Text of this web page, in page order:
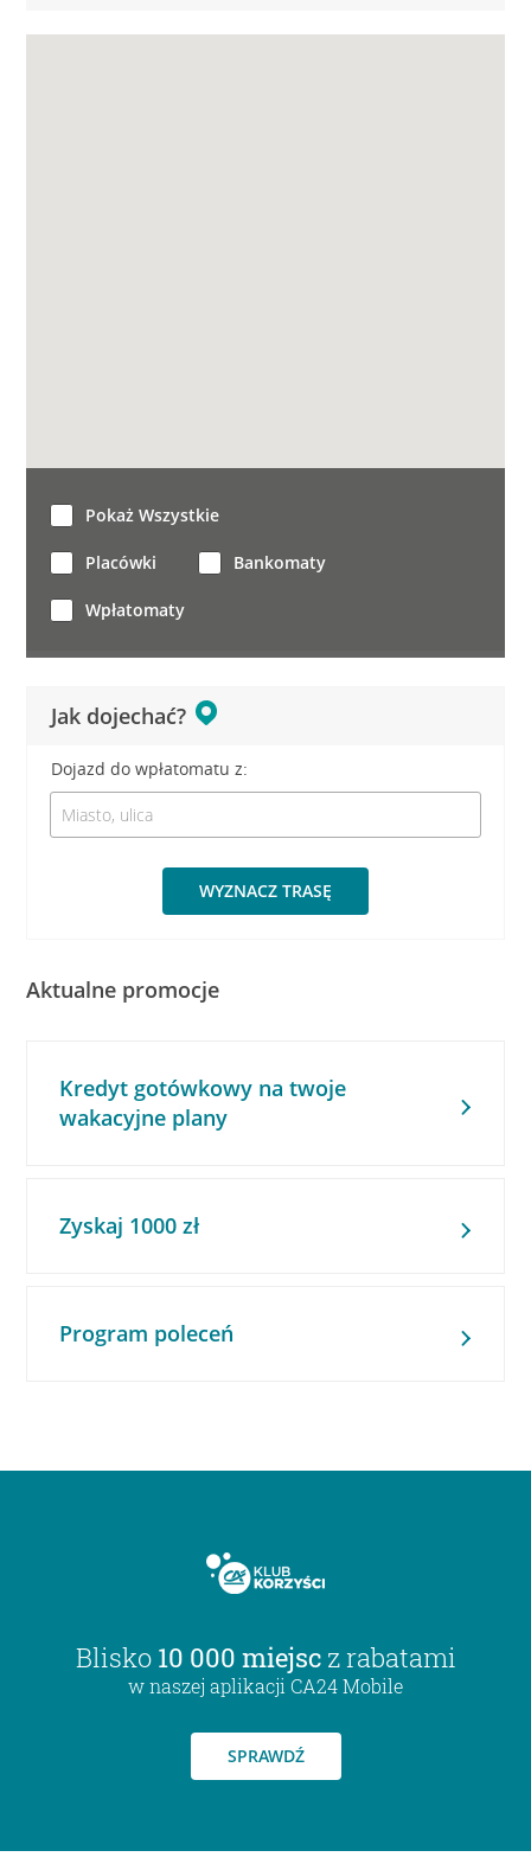
Jak dojechać?
Dojazd do wpłatomatu z:
WYZNACZ TRASĘ
Pokaż Wszystkie
Placówki Bankomaty
Wpłatomaty
Aktualne promocje
Kredyt gotówkowy na twoje
wakacyjne plany
Zyskaj 1000 zł
Program poleceń
Blisko 10 000 miejsc z rabatami
w naszej aplikacji CA24 Mobile
SPRAWDŹ